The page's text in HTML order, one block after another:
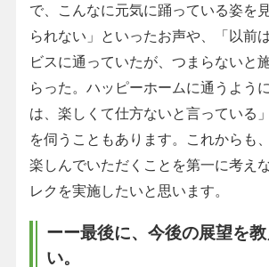
で、こんなに元気に踊っている姿を
られない」といったお声や、「以前
ビスに通っていたが、つまらないと
らった。ハッピーホームに通うよう
は、楽しくて仕方ないと言っている
を伺うこともあります。これからも
楽しんでいただくことを第一に考え
レクを実施したいと思います。
ーー最後に、今後の展望を
い。